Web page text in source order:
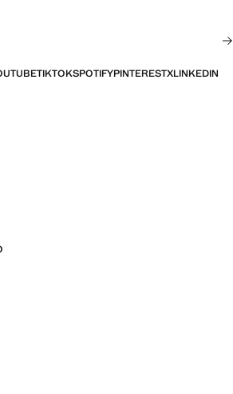
TIKTOKSPOTIFYPINTERESTXLINKEDIN